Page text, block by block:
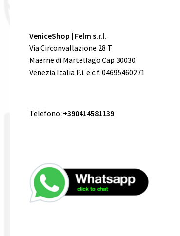
VeniceShop | Felm s.r.l.
Via Circonvallazione 28 T
Maerne di Martellago Cap 30030
Venezia Italia P.i. e c.f. 04695460271
Telefono :+390414581139